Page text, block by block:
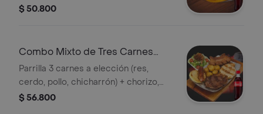
chorizo, tajada de maduro, aguacate y
$ 50.800
Combo Mixto de Tres Carnes
+Cocacola Orig 450 ml
Parrilla 3 carnes a elección (res,
cerdo, pollo, chicharrón) + chorizo,
papa criolla, ensalada, arepa de queso
$ 56.800